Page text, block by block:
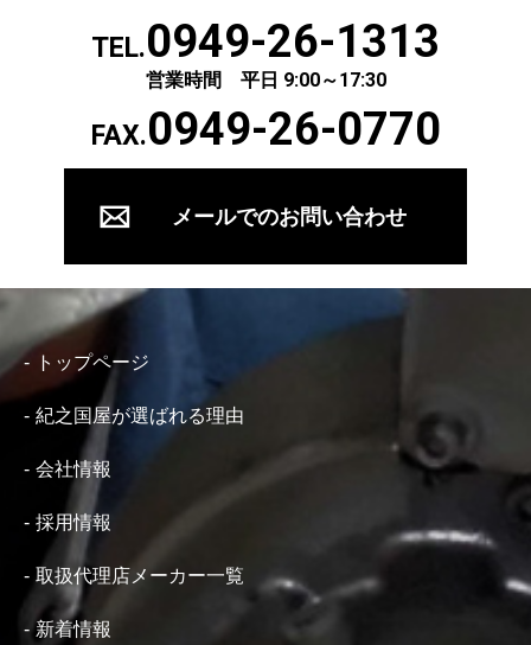
TEL.0949-26-1313
営業時間 平日 9:00～17:30
FAX.0949-26-0770
メールでのお問い合わせ
トップページ
紀之国屋が選ばれる理由
会社情報
採用情報
取扱代理店メーカー一覧
新着情報